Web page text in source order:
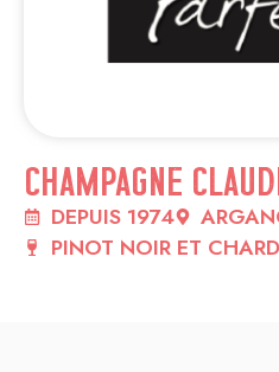
Champagne
DEPUIS 1974
PINOT NOIR ET